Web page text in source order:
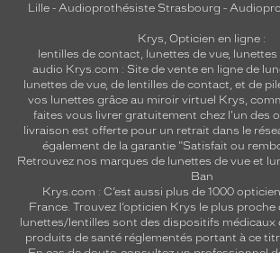
Lille- Audioprothésiste Strasbourg -
Krys, Opticien en ligne :
lentilles de contact lunettes de vue, lunettes
audio Krys.com : Site de vente en ligne de
lunettes de vue, de lentilles de contact , et de
vos lunettes grâce au miroir virtuel Krys,
faites vous livrer gratuitement chez l'un des
livraison est offerte pour un retrait dans le
également de la garantie "Satisfait ou
Retrouvez nos marques de lunettes de vue et
Ban
Krys.com : C’est aussi plus de 1000
France. Trouvez l’opticien Krys le plus proche
lunettes/lentilles sont des dispositifs
produits de santé réglementés portant à ce